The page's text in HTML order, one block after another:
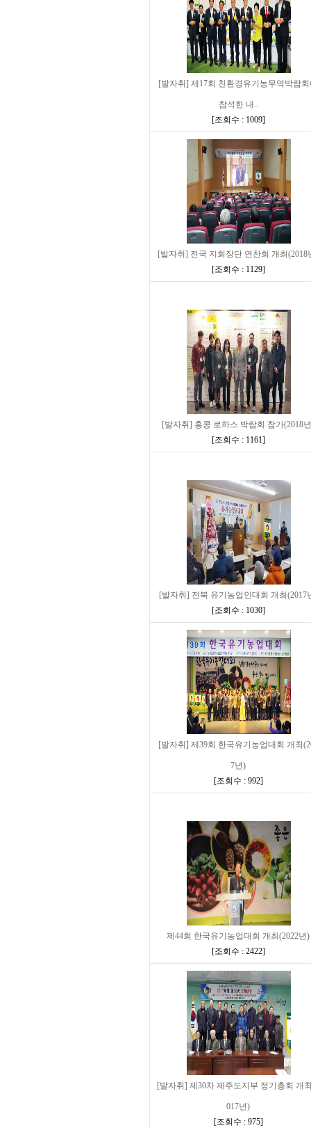
[발자취] 제17회 친환경유기농무역박람
참석한 내..
[조회수 : 1009]
[발자취] 전국 지회장단 연찬회 개최(2018
[조회수 : 1129]
[발자취] 홍콩 로하스 박람회 참가(2018
[조회수 : 1161]
[발자취] 전북 유기농업인대회 개최(2017
[조회수 : 1030]
[발자취] 제39회 한국유기농업대회 개최
7년)
[조회수 : 992]
제44회 한국유기농업대회 개최(2022년)
[조회수 : 2422]
[발자취] 제30차 제주도지부 정기총회 개
017년)
[조회수 : 975]